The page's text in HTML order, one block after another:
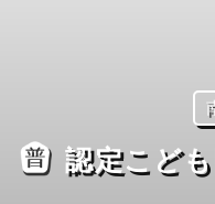
認定こど